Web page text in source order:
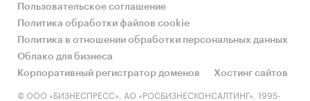
Пользовательское соглашение
Политика обработки файлов cookie
Политика в отношении обработки персональных данных
Облако для бизнеса
Корпоративный регистратор доменов
Хостинг сайтов
© ООО «БИЗНЕСПРЕСС», АО «РОСБИЗНЕСКОНСАЛТИНГ», 1995-